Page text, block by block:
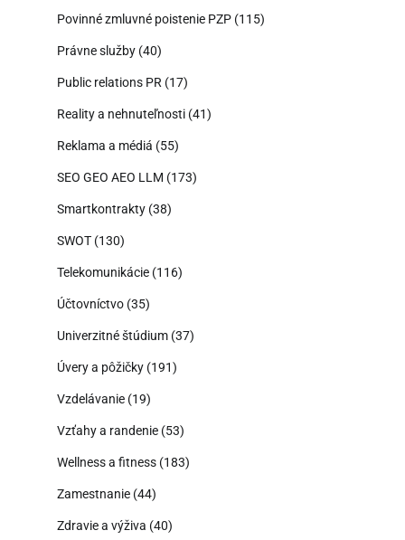
Povinné zmluvné poistenie PZP (115)
Právne služby (40)
Public relations PR (17)
Reality a nehnuteľnosti (41)
Reklama a médiá (55)
SEO GEO AEO LLM (173)
Smartkontrakty (38)
SWOT (130)
Telekomunikácie (116)
Účtovníctvo (35)
Univerzitné štúdium (37)
Úvery a pôžičky (191)
Vzdelávanie (19)
Vzťahy a randenie (53)
Wellness a fitness (183)
Zamestnanie (44)
Zdravie a výživa (40)